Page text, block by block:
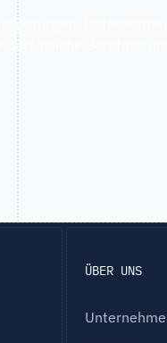
Beratung
ÜBER UNS